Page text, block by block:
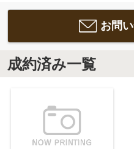
お問
成約済み一覧